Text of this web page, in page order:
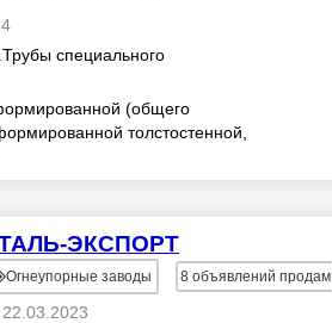
специального
(общего
толстостенной,
ЭКСПОРТ
Огнеупорные заводы 8 объявлений продам
22.03.2023